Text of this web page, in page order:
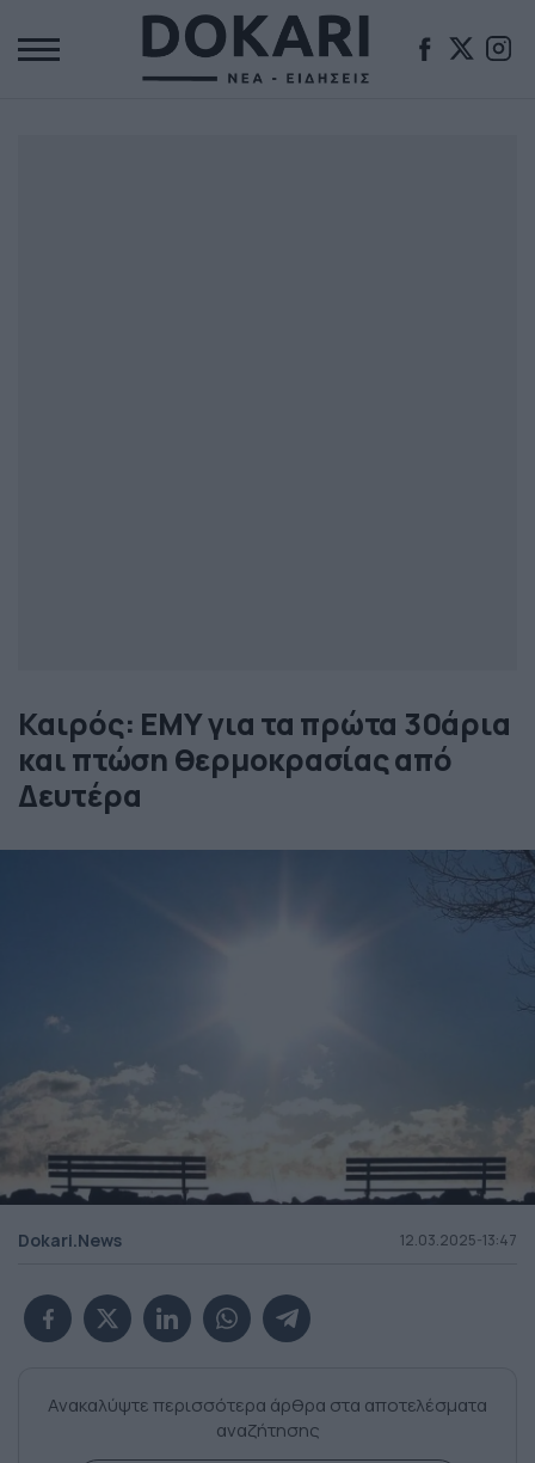
Καιρός: ΕΜΥ για τα πρώτα 30άρια
και πτώση θερμοκρασίας από
Δευτέρα
Dokari.News 12.03.2025-13:47
Ανακαλύψτε περισσότερα άρθρα στα αποτελέσματα
αναζήτησης